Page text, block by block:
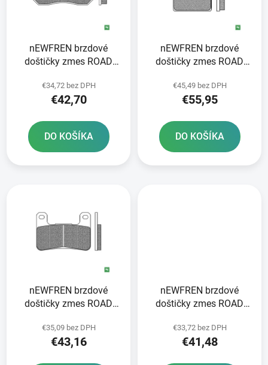
nEWFREN brzdové
doštičky zmes ROAD
ks v balení
€34,72 bez DPH
€42,70
DO KOŠÍKA
nEWFREN brzdové
doštičky zmes ROAD
ks v balení
€45,49 bez DPH
€55,95
DO KOŠÍKA
nEWFREN brzdové
doštičky zmes ROAD
ks v balení
€35,09 bez DPH
€43,16
nEWFREN brzdové
doštičky zmes ROAD
ks v balení
€33,72 bez DPH
€41,48